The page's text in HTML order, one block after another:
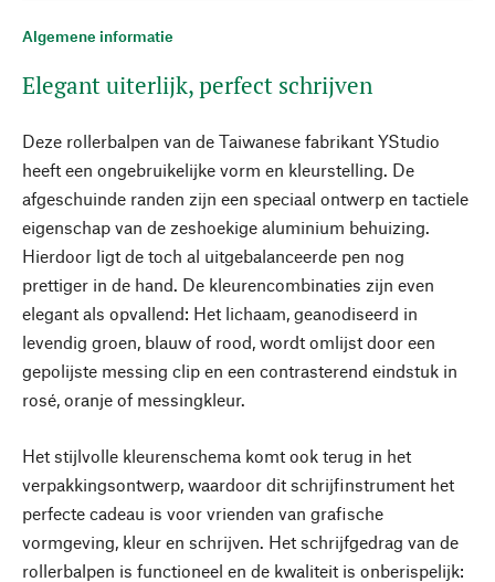
Algemene informatie
Elegant uiterlijk, perfect schrijven
Deze rollerbalpen van de Taiwanese fabrikant YStudio
heeft een ongebruikelijke vorm en kleurstelling. De
afgeschuinde randen zijn een speciaal ontwerp en tactiele
eigenschap van de zeshoekige aluminium behuizing.
Hierdoor ligt de toch al uitgebalanceerde pen nog
prettiger in de hand. De kleurencombinaties zijn even
elegant als opvallend: Het lichaam, geanodiseerd in
levendig groen, blauw of rood, wordt omlijst door een
gepolijste messing clip en een contrasterend eindstuk in
rosé, oranje of messingkleur.
Het stijlvolle kleurenschema komt ook terug in het
verpakkingsontwerp, waardoor dit schrijfinstrument het
perfecte cadeau is voor vrienden van grafische
vormgeving, kleur en schrijven. Het schrijfgedrag van de
rollerbalpen is functioneel en de kwaliteit is onberispelijk: